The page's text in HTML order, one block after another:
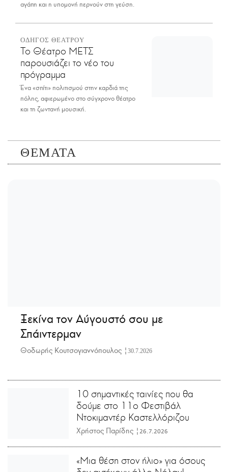
αγάπη και η υπομονή περνούν στη γεύση.
ΟΔΗΓΟΣ ΘΕΑΤΡΟΥ
Το Θέατρο ΜΕΤΣ
παρουσιάζει το νέο του
πρόγραμμα
Ένα «σπίτι» πολιτισμού στην καρδιά της
πόλης, αφιερωμένο στο σύγχρονο θέατρο
και τη ζωντανή μουσική.
ΘΕΜΑΤΑ
Ξεκίνα τον Αύγουστό σου με
Σπάιντερμαν
Θοδωρής Κουτσογιαννόπουλος | 30.7.2026
10 σημαντικές ταινίες που θα
δούμε στο 11ο Φεστιβάλ
Ντοκιμαντέρ Καστελλόριζου
Χρήστος Παρίδης | 26.7.2026
«Μια θέση στον ήλιο» για όσους